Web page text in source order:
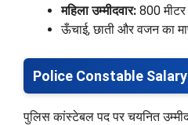
महिला उम्मीदवार: 800
ऊँचाई, छाती और वजन का
Police Constable
पुलिस कांस्टेबल पद पर चयनित